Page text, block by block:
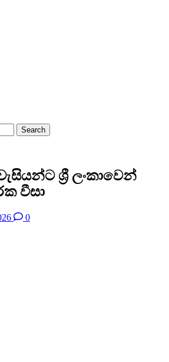
ශ්‍රී ලංකාවෙන්
වීසා
0